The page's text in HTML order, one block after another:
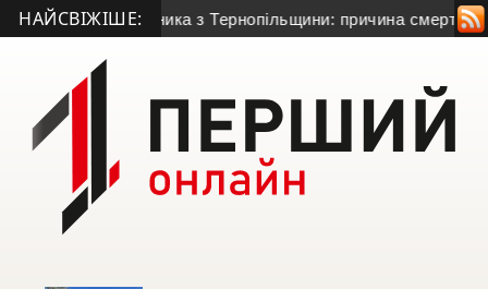
НАЙСВІЖІШЕ:
гранатометника з Тернопільщини: причина смерті –